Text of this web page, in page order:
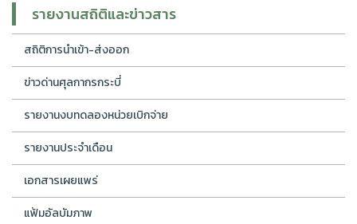
รายงานสถิติและข่าวสาร
สถิติการนำเข้า-ส่งออก
ข่าวด่านศุลกากรกระบี่
รายงานงบทดลองหน่วยเบิกจ่าย
รายงานประจำเดือน
เอกสารเผยแพร่
แฟ้มอัลบัมภาพ